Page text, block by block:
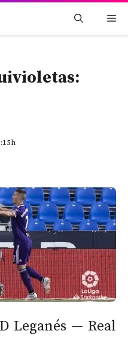
Leganés — Real